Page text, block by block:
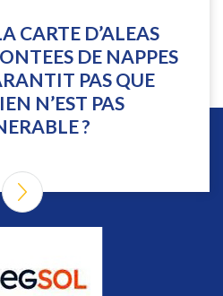
CARTE D’ALEAS
DE NAPPES
PAS QUE
N’EST PAS
?